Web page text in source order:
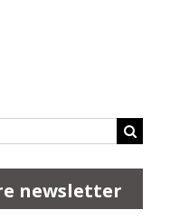
newsletter